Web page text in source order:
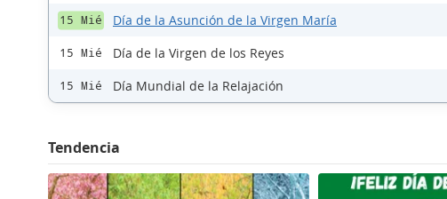
15 Mié Día de la Asunción de la Virgen María
15 Mié Día de la Virgen de los Reyes
15 Mié Día Mundial de la Relajación
Tendencia